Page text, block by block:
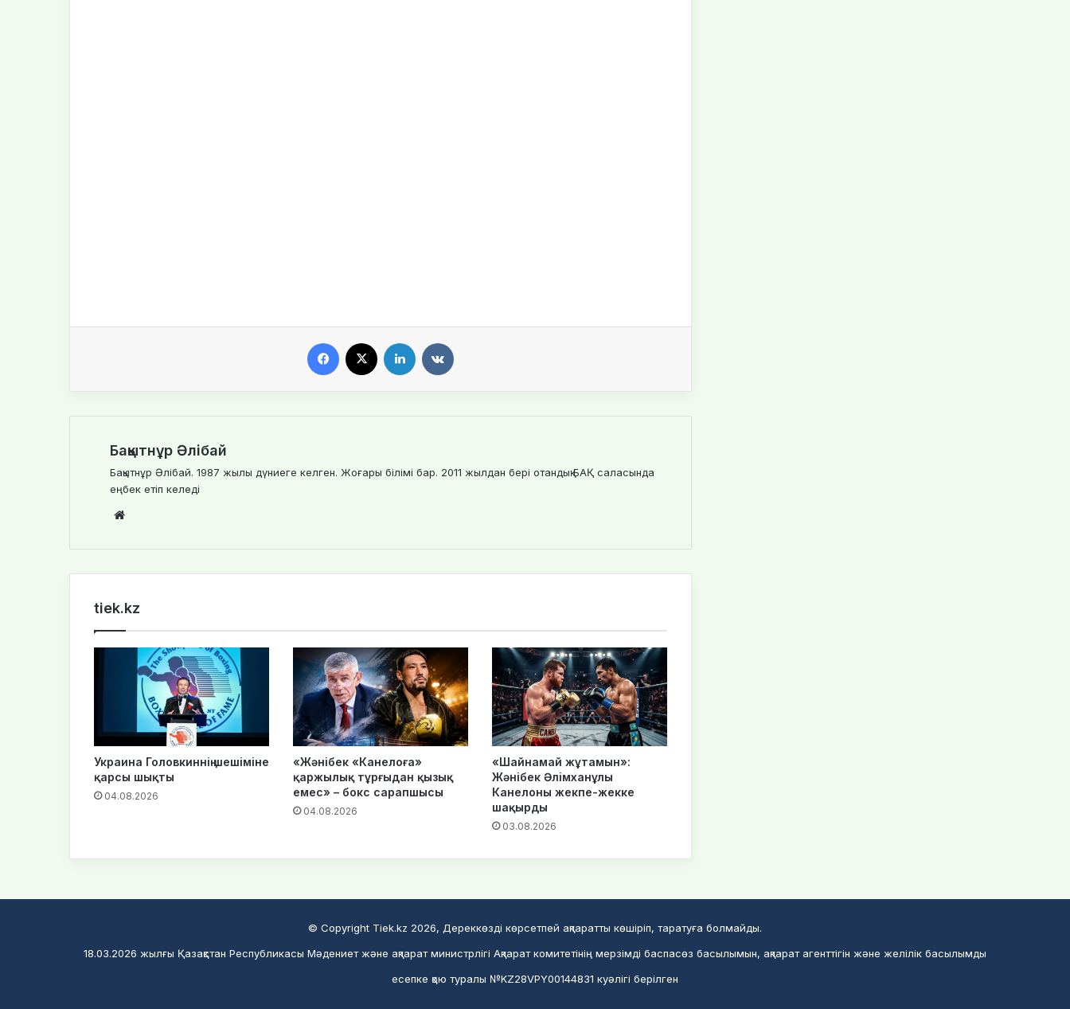
Бақытнұр Әлібай
Бақытнұр Әлібай. 1987 жылы дүниеге келген. Жоғары білімі бар. 2011 жылдан бері отандық БАҚ саласында
еңбек етіп келеді
te
tiek.kz
Украина Головкиннің шешіміне
қарсы шықты
04.08.2026
«Жәнібек «Канелоға»
қаржылық тұрғыдан қызық
емес» – бокс сарапшысы
04.08.2026
«Шайнамай жұтамын»:
Жәнібек Әлімханұлы
Канелоны жекпе-жекке
шақырды
03.08.2026
© Copyright Tiek.kz 2026, Дереккөзді көрсетпей ақпаратты көшіріп, таратуға болмайды.
18.03.2026 жылғы Қазақстан Республикасы Мәдениет және ақпарат министрлігі Ақпарат комитетінің мерзімді баспасөз басылымын, ақпарат агенттігін және желілік басылымды
есепке қою туралы №KZ28VPY00144831 куәлігі берілген